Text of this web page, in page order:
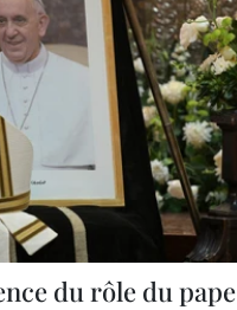
du rôle du pape